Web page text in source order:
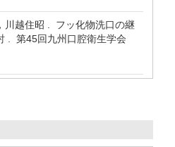
川越住昭 . フッ化物洗口の継
. 第45回九州口腔衛生学会